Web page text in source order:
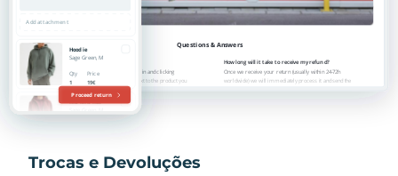
Trocas e Devoluções